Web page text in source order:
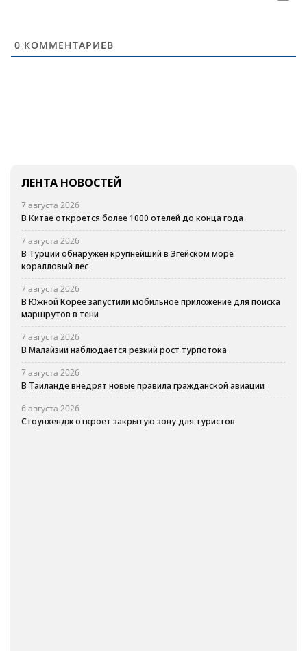
0 КОММЕНТАРИЕВ
ЛЕНТА НОВОСТЕЙ
7 августа 2026
В Китае откроется более 1000 отелей до конца года
7 августа 2026
В Турции обнаружен крупнейший в Эгейском море
коралловый лес
7 августа 2026
В Южной Корее запустили мобильное приложение для поиска
маршрутов в тени
7 августа 2026
В Малайзии наблюдается резкий рост турпотока
7 августа 2026
В Таиланде внедрят новые правила гражданской авиации
6 августа 2026
Стоунхендж откроет закрытую зону для туристов